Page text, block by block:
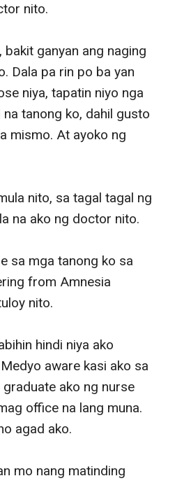
nito.
bakit ganyan ang naging
Dala pa rin po ba yan
niya, tapatin niyo nga
tanong ko, dahil gusto
mismo. At ayoko ng
nito, sa tagal tagal ng
na ako ng doctor nito.
sa mga tanong ko sa
from Amnesia
nito.
hindi niya ako
aware kasi ako sa
ako ng nurse
office na lang muna.
agad ako.
mo nang matinding